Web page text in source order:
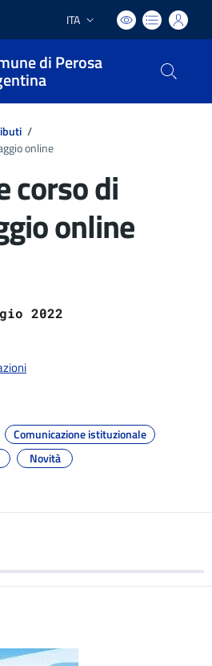
Lingua attiva:
ITA
di Perosa
/
online
corso di
online
2022
Comunicazione istituzionale
Novità